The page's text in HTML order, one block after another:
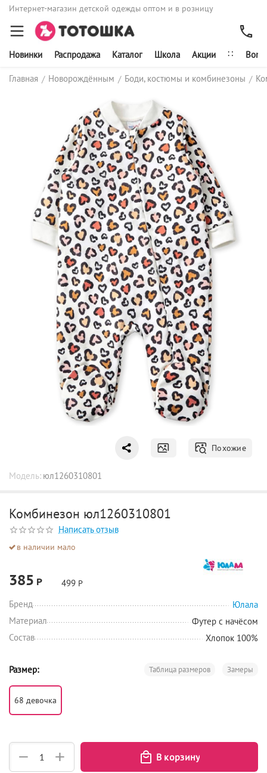
Интернет-магазин детской одежды оптом и в розницу
Новинки Распродажа Каталог Школа Акции ∷
Главная / Новорождённым / Боди, костюмы и комбинезоны /
Похожие
Модель: юл1260310801
Комбинезон юл1260310801
Написать отзыв
в наличии мало
385 Р 499 Р
Бренд
Юлала
Материал
Футер с начёсом
Состав
Хлопок 100%
Размер: Замеры
Таблица размеров
68 девочка
+
−